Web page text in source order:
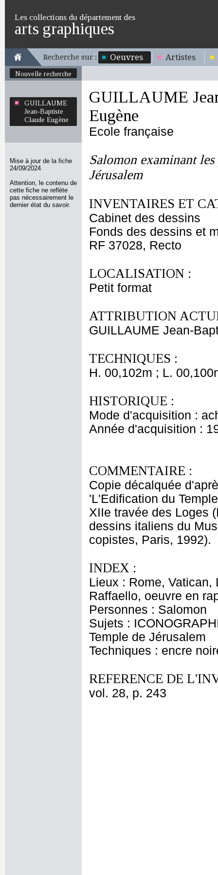
Les collections du département des
arts graphiques
Recherche sur : Oeuvres Artistes
Nouvelle recherche
GUILLAUME
Jean-Baptiste
Claude Eugène
Mise à jour de la fiche
24/09/2024
Attention, le contenu de
cette fiche ne reflète
pas nécessairement le
dernier état du savoir.
GUILLAUME
Eugène
Ecole française
Salomon examinant
Jérusalem
INVENTAIRES ET
Cabinet des dessins
Fonds des dessins et
RF 37028, Recto
LOCALISATION :
Petit format
ATTRIBUTION
GUILLAUME Jean-
TECHNIQUES :
H. 00,102m ; L.
HISTORIQUE :
Mode d'acquisition :
Année d'acquisition :
COMMENTAIRE :
Copie décalquée
'L'Edification du
XIIe travée des Loges
dessins italiens du
copistes, Paris, 1992).
INDEX :
Lieux : Rome,
Raffaello, oeuvre en
Personnes : Salomon
Sujets :
Temple de Jérusalem
Techniques : encre
REFERENCE DE
vol. 28, p. 243